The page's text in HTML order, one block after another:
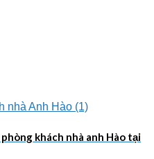
khách nhà anh Hào tại